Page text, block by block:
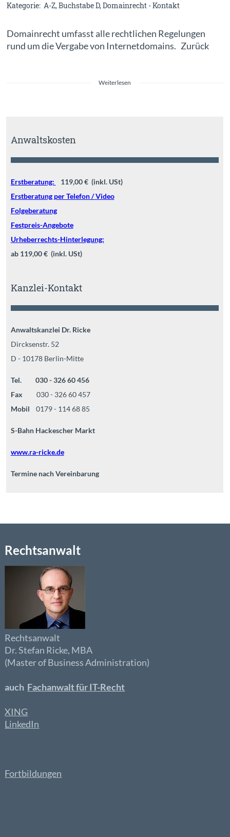
Kategorie:A-Z,Buchstabe D,Domainrecht -Kontakt
Domainrecht umfasst alle rechtlichen Regelungen
rund um die Vergabe von Internetdomains. Zurück
Weiterlesen
Anwaltskosten
Erstberatung:
119,00 € (inkl. USt)
Erstberatung per Telefon / Video
Folgeberatung
Festpreis-Angebote
Urheberrechts-Hinterlegung:
ab 119,00 € (inkl. USt)
Kanzlei-Kontakt
Anwaltskanzlei Dr. Ricke
Dircksenstr. 52
D - 10178 Berlin-Mitte
Tel. 030 - 326 60 456
Fax 030 - 326 60 457
Mobil 0179 - 114 68 85
S-Bahn Hackescher Markt
www.ra-ricke.de
Termine nach Vereinbarung
Rechtsanwalt
Rechtsanwalt
Dr. Stefan Ricke, MBA
(Master of Business Administration)
auch Fachanwalt für IT-Recht
XING
LinkedIn
Fortbildungen